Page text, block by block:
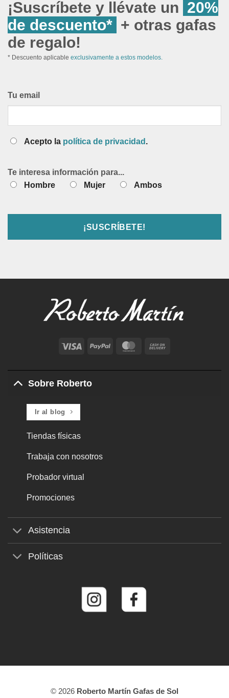
¡Suscríbete y llévate un 20%
de descuento* + otras gafas
de regalo!
* Descuento aplicable exclusivamente a estos modelos.
Tu email
Acepto la política de privacidad .
Te interesa información para...
Hombre
Mujer Ambos
Visa PayPal MasterCard
Delivery
Sobre Roberto
Ir al blog
Tiendas físicas
Trabaja con nosotros
Probador virtual
Promociones
Asistencia
Políticas
© 2026 Roberto Martín Gafas de Sol